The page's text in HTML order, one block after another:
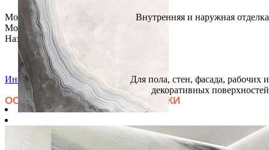
Внутренняя и наружная отделка
Морозоустойчивость
Морозостойкая
Назначение
Для пола, стен, фасада, рабочих и
декоративных поверхностей
Инструкции по монтажу
ОСНОВНЫЕ ПРИНЦИПЫ УКЛАДКИ
ПОДГОТОВКА